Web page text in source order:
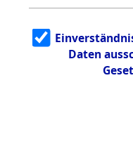
1.2.9.3
Effekten aus
dem KZ
Neuengamm
Daten